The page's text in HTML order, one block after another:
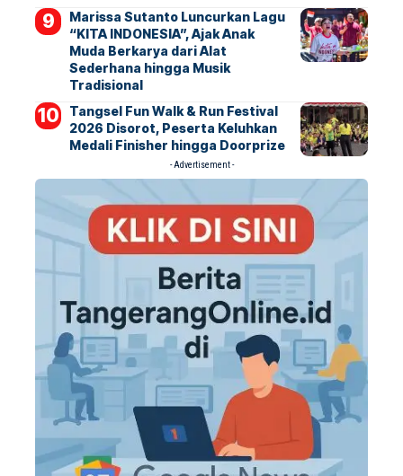
Marissa Sutanto Luncurkan Lagu
“KITA INDONESIA”, Ajak Anak
Muda Berkarya dari Alat
Sederhana hingga Musik
Tradisional
Tangsel Fun Walk & Run Festival
2026 Disorot, Peserta Keluhkan
Medali Finisher hingga Doorprize
- Advertisement -